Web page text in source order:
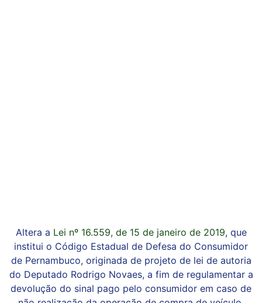
Altera a Lei nº 16.559, de 15 de janeiro de 2019, que
institui o Código Estadual de Defesa do Consumidor
de Pernambuco, originada de projeto de lei de autoria
do Deputado Rodrigo Novaes, a fim de regulamentar a
devolução do sinal pago pelo consumidor em caso de